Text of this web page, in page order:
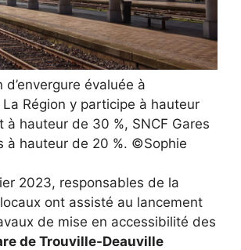
évaluée à
Région y participe à hauteur
à hauteur de 30 %, SNCF Gares
à hauteur de 20 %. ©Sophie
2023, responsables de la
ont assisté au lancement
de mise en accessibilité des
de Trouville-Deauville